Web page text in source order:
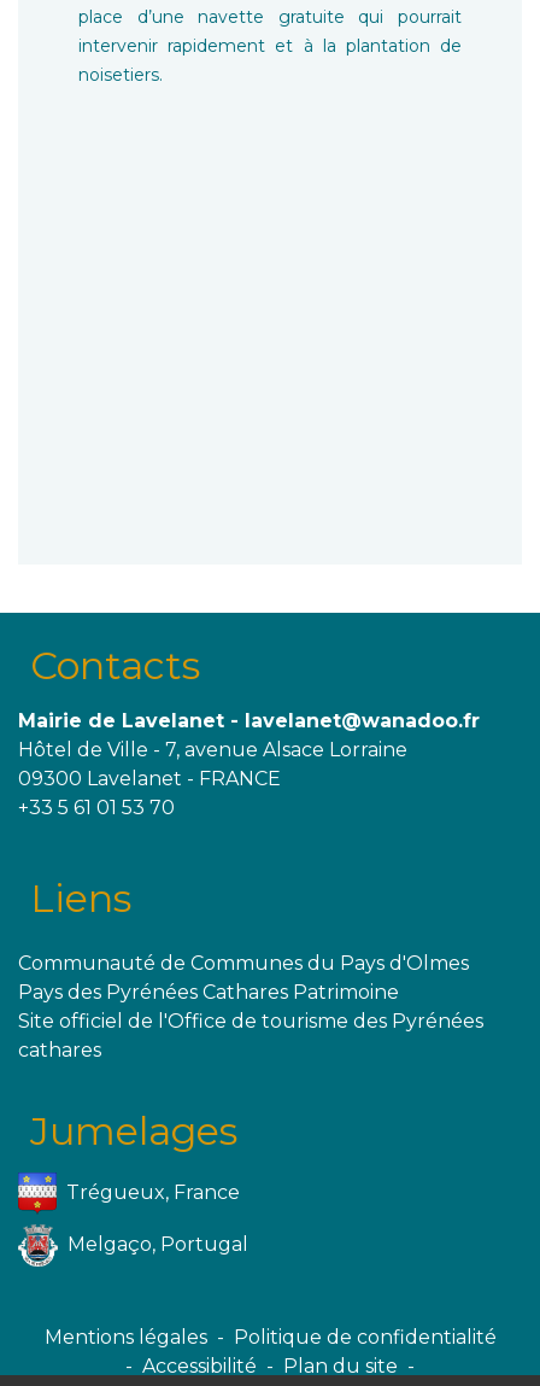
place d’une navette gratuite qui pourrait
intervenir rapidement et à la plantation de
noisetiers.
Contacts
Mairie de Lavelanet - lavelanet@wanadoo.fr
Hôtel de Ville - 7, avenue Alsace Lorraine
09300 Lavelanet - FRANCE
+33 5 61 01 53 70
Liens
Communauté de Communes du Pays d'Olmes
Pays des Pyrénées Cathares Patrimoine
Site officiel de l'Office de tourisme des Pyrénées
cathares
Jumelages
Trégueux, France
Melgaço, Portugal
Mentions légales - Politique de confidentialité
- Accessibilité - Plan du site -